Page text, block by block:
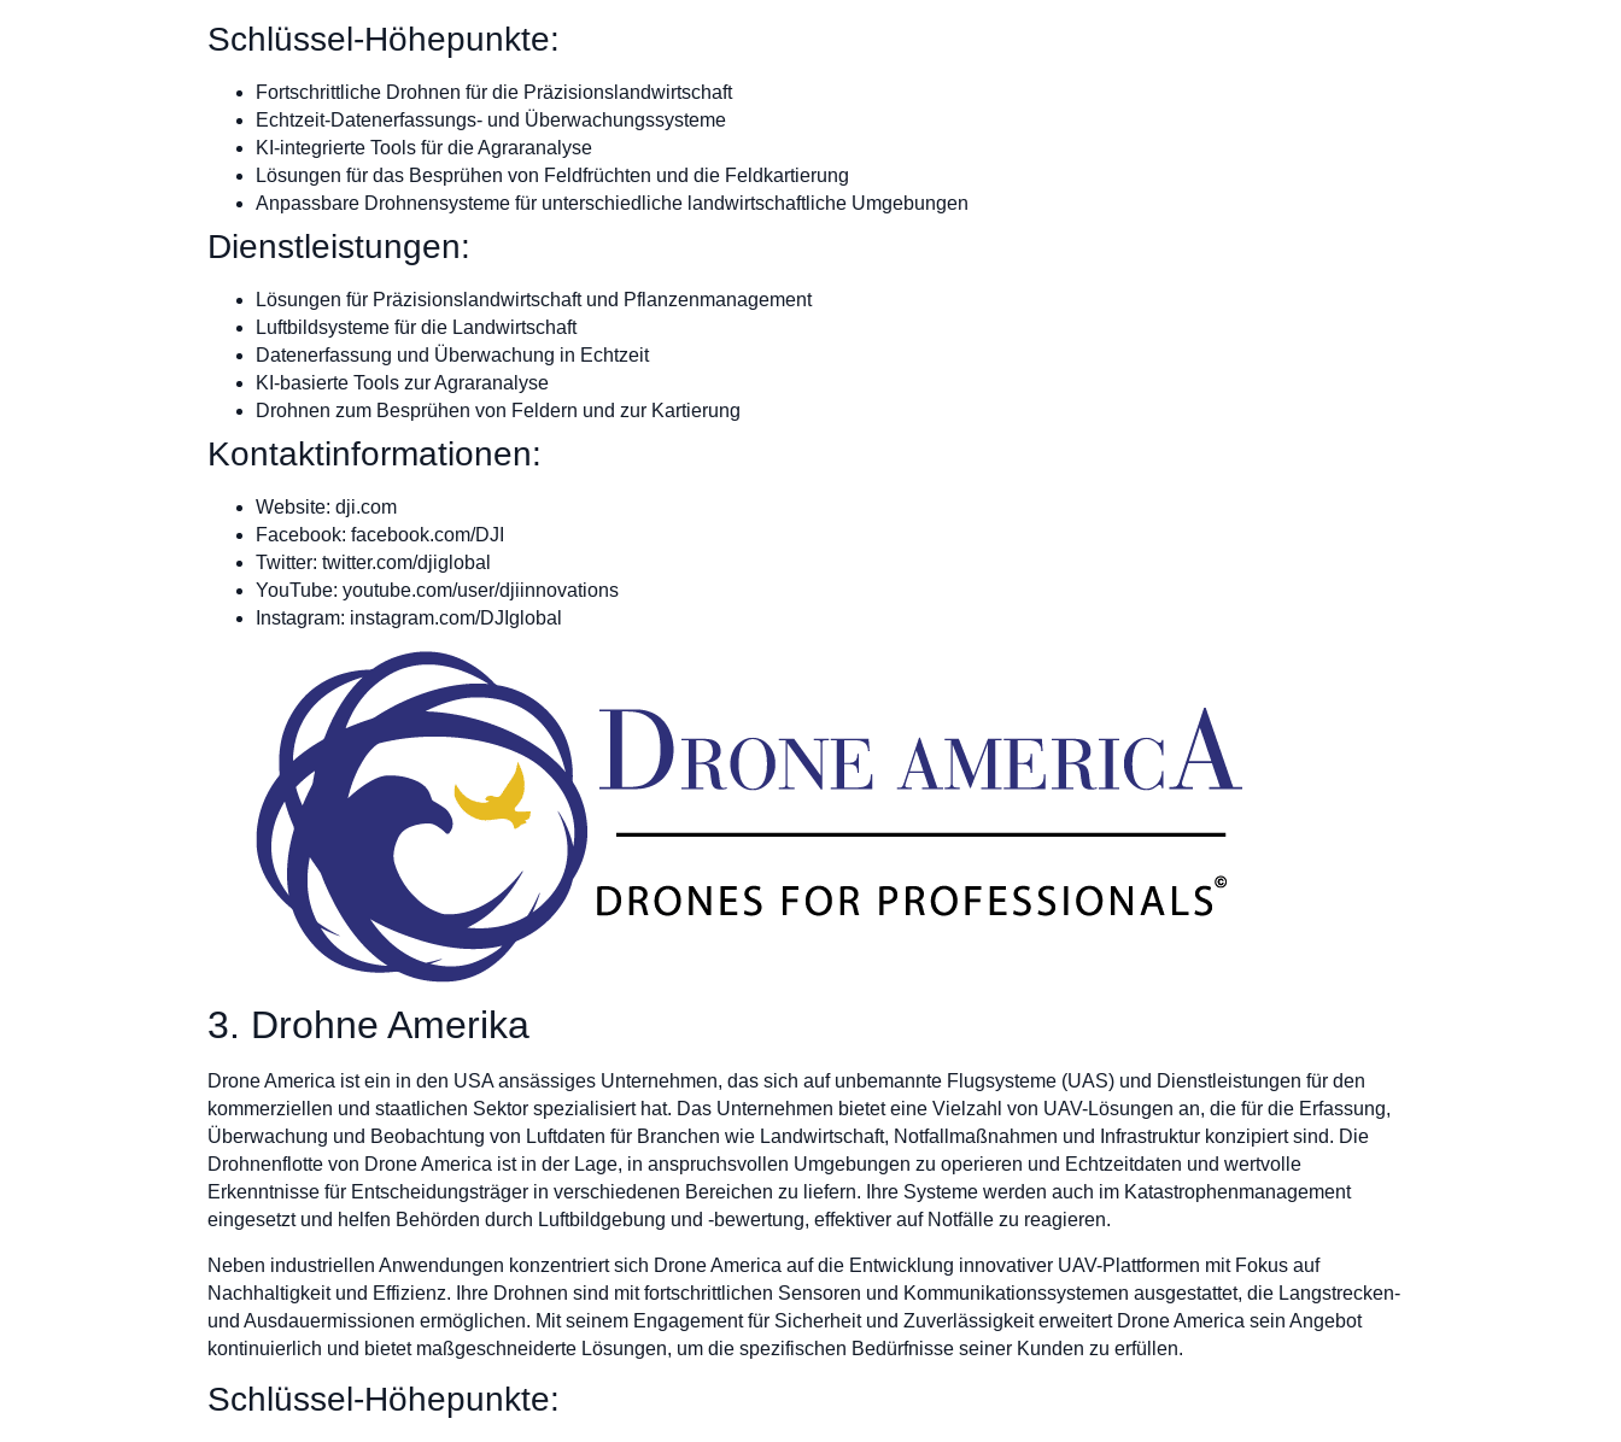
Schlüssel-Höhepunkte:
Fortschrittliche Drohnen für die Präzisionslandwirtschaft
Echtzeit-Datenerfassungs- und Überwachungssysteme
KI-integrierte Tools für die Agraranalyse
Lösungen für das Besprühen von Feldfrüchten und die Feldkartierung
Anpassbare Drohnensysteme für unterschiedliche landwirtschaftliche Umgebungen
Dienstleistungen:
Lösungen für Präzisionslandwirtschaft und Pflanzenmanagement
Luftbildsysteme für die Landwirtschaft
Datenerfassung und Überwachung in Echtzeit
KI-basierte Tools zur Agraranalyse
Drohnen zum Besprühen von Feldern und zur Kartierung
Kontaktinformationen:
Website: dji.com
Facebook: facebook.com/DJI
Twitter: twitter.com/djiglobal
YouTube: youtube.com/user/djiinnovations
Instagram: instagram.com/DJIglobal
3. Drohne Amerika
Drone America ist ein in den USA ansässiges Unternehmen, das sich auf unbemannte Flugsysteme (UAS) und Dienstleistungen für den
kommerziellen und staatlichen Sektor spezialisiert hat. Das Unternehmen bietet eine Vielzahl von UAV-Lösungen an, die für die Erfassung,
Überwachung und Beobachtung von Luftdaten für Branchen wie Landwirtschaft, Notfallmaßnahmen und Infrastruktur konzipiert sind. Die
Drohnenflotte von Drone America ist in der Lage, in anspruchsvollen Umgebungen zu operieren und Echtzeitdaten und wertvolle
Erkenntnisse für Entscheidungsträger in verschiedenen Bereichen zu liefern. Ihre Systeme werden auch im Katastrophenmanagement
eingesetzt und helfen Behörden durch Luftbildgebung und -bewertung, effektiver auf Notfälle zu reagieren.
Neben industriellen Anwendungen konzentriert sich Drone America auf die Entwicklung innovativer UAV-Plattformen mit Fokus auf
Nachhaltigkeit und Effizienz. Ihre Drohnen sind mit fortschrittlichen Sensoren und Kommunikationssystemen ausgestattet, die Langstrecken-
und Ausdauermissionen ermöglichen. Mit seinem Engagement für Sicherheit und Zuverlässigkeit erweitert Drone America sein Angebot
kontinuierlich und bietet maßgeschneiderte Lösungen, um die spezifischen Bedürfnisse seiner Kunden zu erfüllen.
Schlüssel-Höhepunkte: